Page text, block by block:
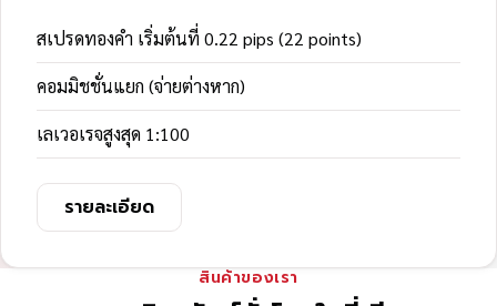
สเปรดทองคำ เริ่มต้นที่ 0.22 pips (22 points)
คอมมิชชั่นแยก (จ่ายต่างหาก)
เลเวอเรจสูงสุด 1:100
รายละเอียด
สินค้าของเรา